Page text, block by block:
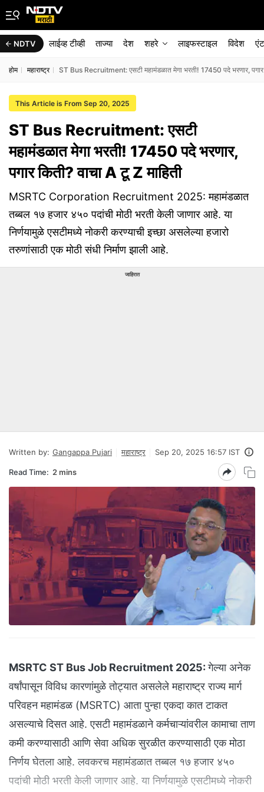
NDTV लाईव्ह टीव्ही ताज्या देश शहरे लाइफस्टाइल विदेश
होम महाराष्ट्र ST Bus Recruitment: एसटी महामंडळात मेगा भरती! 17450 पदे भरणार, पगार
This Article is From Sep 20, 2025
ST Bus Recruitment: एसटी
महामंडळात मेगा भरती! 17450 पदे भरणार,
पगार किती? वाचा A टू Z माहिती
MSRTC Corporation Recruitment 2025: महामंडळात
तब्बल १७ हजार ४५० पदांची मोठी भरती केली जाणार आहे. या
निर्णयामुळे एसटीमध्ये नोकरी करण्याची इच्छा असलेल्या हजारो
तरुणांसाठी एक मोठी संधी निर्माण झाली आहे.
जाहिरात
Written by: Gangappa Pujari महाराष्ट्र Sep 20, 2025 16:57 IST
Read Time: 2 mins
MSRTC ST Bus Job Recruitment 2025:गेल्या अनेक
वर्षांपासून विविध कारणांमुळे तोट्यात असलेले महाराष्ट्र राज्य मार्ग
परिवहन महामंडळ (MSRTC) आता पुन्हा एकदा कात टाकत
असल्याचे दिसत आहे. एसटी महामंडळाने कर्मचाऱ्यांवरील कामाचा ताण
कमी करण्यासाठी आणि सेवा अधिक सुरळीत करण्यासाठी एक मोठा
निर्णय घेतला आहे. लवकरच महामंडळात तब्बल १७ हजार ४५०
पदांची मोठी भरती केली जाणार आहे. या निर्णयामुळे एसटीमध्ये नोकरी